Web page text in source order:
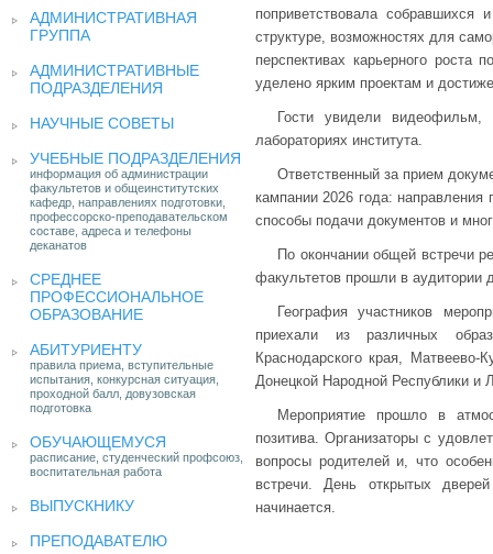
АДМИНИСТРАТИВНАЯ
ГРУППА
АДМИНИСТРАТИВНЫЕ
ПОДРАЗДЕЛЕНИЯ
НАУЧНЫЕ СОВЕТЫ
УЧЕБНЫЕ ПОДРАЗДЕЛЕНИЯ
информация об администрации
факультетов и общеинститутских
кафедр, направлениях подготовки,
профессорско-преподавательском
составе, адреса и телефоны
деканатов
СРЕДНЕЕ
ПРОФЕССИОНАЛЬНОЕ
ОБРАЗОВАНИЕ
АБИТУРИЕНТУ
правила приема, вступительные
испытания, конкурсная ситуация,
проходной балл, довузовская
подготовка
ОБУЧАЮЩЕМУСЯ
расписание, студенческий профсоюз,
воспитательная работа
ВЫПУСКНИКУ
ПРЕПОДАВАТЕЛЮ
поприветствовала собравшихся
структуре, возможностях для
перспективах карьерного
уделено ярким проектам и
Гости увидели
лабораториях института.
Ответственный за прием
кампании 2026 года:
способы подачи документов и
По окончании общей встречи
факультетов прошли в аудитории
География участников
приехали из различных
Краснодарского края, Матвеево-
Донецкой Народной Республики и
Мероприятие прошло в
позитива. Организаторы с
вопросы родителей и, что
встречи. День открытых
начинается.